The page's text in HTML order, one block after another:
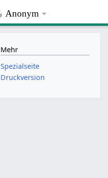
Anonym
Mehr
Spezialseite
Druckversion